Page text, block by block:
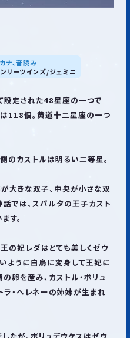
ナ、音読み
リーツインズ/ジェミニ
設定された48星座の一つで
118個。黄道十二星座の一つ
のカストルは明るい二等星。
大きな双子、中央が小さな双
では、スパルタの王子カスト
す。
の妃レダはとても美しくゼウ
ように白鳥に変身して王妃に
卵を産み、カストル・ポリュ
ラ・ヘレネーの姉妹が生まれ